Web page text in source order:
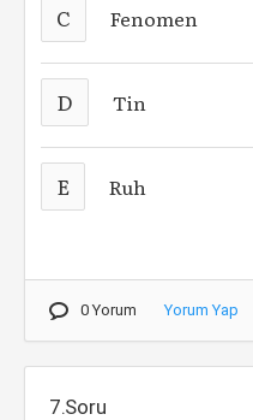
C Fenomen
D Tin
E Ruh
0 Yorum Yorum Yap
7.Soru